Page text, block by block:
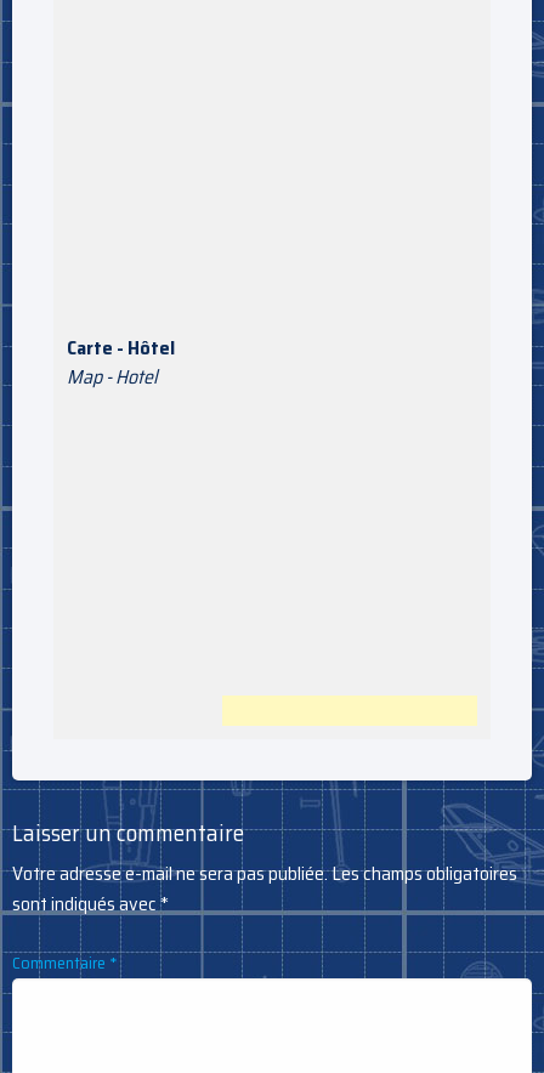
Carte - Hôtel
Map - Hotel
Laisser un commentaire
Votre adresse e-mail ne sera pas publiée.Les champs obligatoires
sont indiqués avec*
Commentaire *